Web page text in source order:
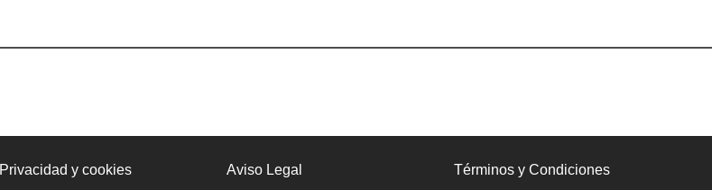
Privacidad y cookies Aviso Legal Términos y Condiciones